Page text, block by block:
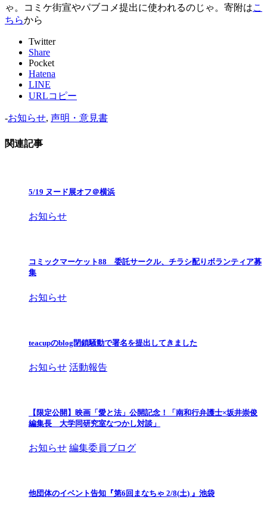
ゃ。コミケ街宣やパブコメ提出に使われるのじゃ。寄附はこ
ちらから
Twitter
Share
Pocket
Hatena
LINE
URLコピー
-お知らせ, 声明・意見書
関連記事
5/19 ヌード展オフ＠横浜
お知らせ
コミックマーケット88 委託サークル、チラシ配りボランティア募
集
お知らせ
teacupのblog閉鎖騒動で署名を提出してきました
お知らせ 活動報告
【限定公開】映画「愛と法」公開記念！「南和行弁護士×坂井崇俊
編集長 大学同研究室なつかし対談」
お知らせ 編集委員ブログ
他団体のイベント告知『第6回まなちゃ 2/8(土) 』池袋